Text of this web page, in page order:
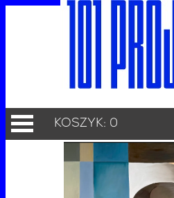
KOSZYK: 0